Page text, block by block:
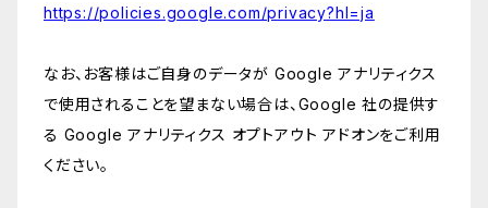
https://policies.google.com/privacy?hl=ja
なお、お客様はご自身のデータが Google アナリティクス
で使用されることを望まない場合は、Google 社の提供す
る Google アナリティクス オプトアウト アドオンをご利用
ください。